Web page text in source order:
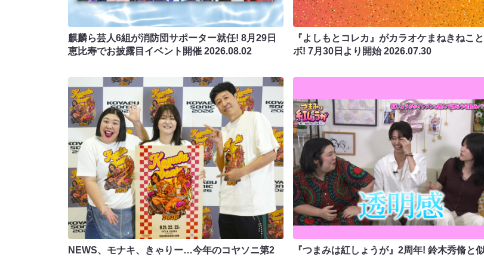
麒麟ら芸人6組が消防団サポーター就任! 8月29日
恵比寿でお披露目イベント開催 2026.08.02
『よしもとコレカ』がカラオケまねきねこ
ボ! 7月30日より開始2026.07.30
NEWS、モナキ、きゃりー…今年のコヤソニ第2
『つまみは紅しょうが』2周年! 鈴木秀脩と